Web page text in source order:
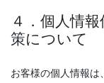
４．個人情
策について
お客様の個人情報